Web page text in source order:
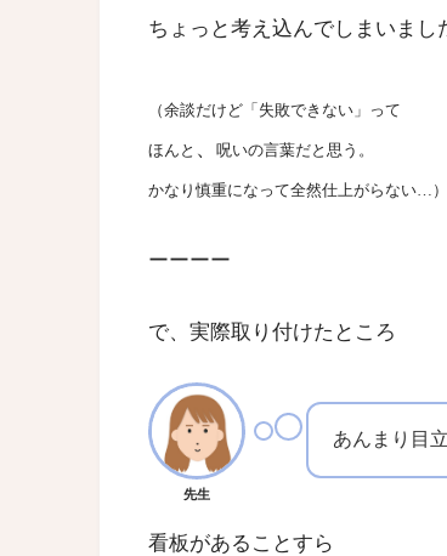
ちょっと考え込んでしまいまし
（余談だけど「失敗できない」って
ほんと 、 呪いの言葉だと思う。
かなり慎重になって全然仕上がらない…）
ーーーー
で、実際取り付けたところ
先生
あんまり目
看板があることすら